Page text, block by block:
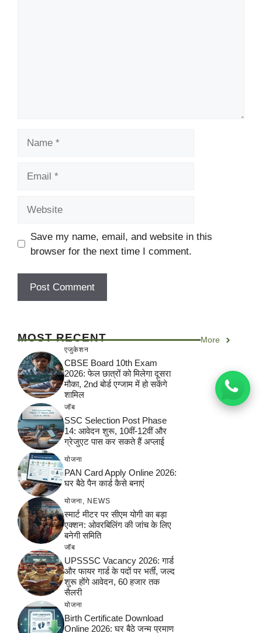
Save my name, email, and website in this
browser for the next time I comment.
MOST RECENT More
एजुकेशन
CBSE Board 10th Exam
2026: फेल छात्रों को मिलेगा दूसरा
मौका, 2nd बोर्ड एग्जाम में हो सकेंगे
शामिल
जॉब
SSC Selection Post Phase
14: आवेदन शुरू, 10वीं-12वीं और
ग्रेजुएट पास कर सकते हैं अप्लाई
योजना
PAN Card Apply Online 2026:
घर बैठे पैन कार्ड कैसे बनाएं
योजना NEWS
स्मार्ट मीटर पर सीएम योगी का बड़ा
एक्शन: ओवरबिलिंग की जांच के लिए
बनेगी समिति
जॉब
UPSSSC Vacancy 2026: गार्ड
और फायर गार्ड के पदों पर भर्ती, जल्द
शुरू होंगे आवेदन, 60 हजार तक
सैलरी
योजना
Birth Certificate Download
Online 2026: घर बैठे जन्म प्रमाण